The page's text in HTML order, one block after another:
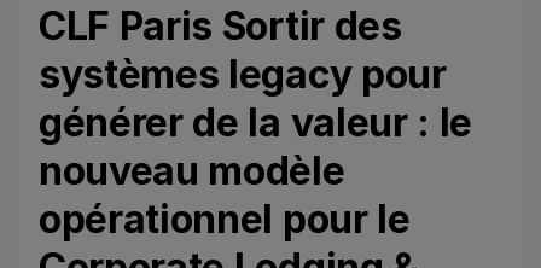
CLF Paris Sortir des
systèmes legacy pour
générer de la valeur : le
nouveau modèle
opérationnel pour le